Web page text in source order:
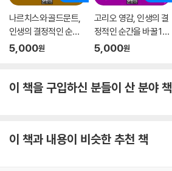
나르치스와 골드문트,
인생의 결정적인 순간
을 바꿀 100책
5,000원
고리오 영감, 인생의 결
정적인 순간을 바꿀 10
0책
5,000원
이 책을 구입하신 분들이 산 분야 책
이 책과 내용이 비슷한 추천 책